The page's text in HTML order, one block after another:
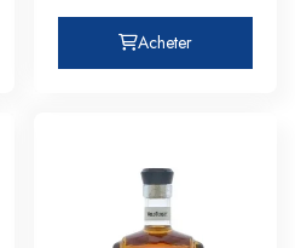
Acheter